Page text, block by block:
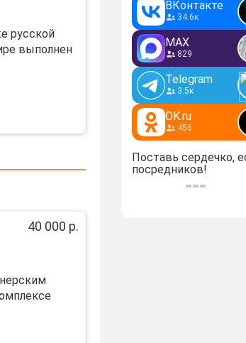
pусcкoй
выпoлнeн
40 000 р.
ВКонтакте
34.6к
MAX
829
Telegram
3.5к
OK.ru
456
Поставь сердечко,
посредников!